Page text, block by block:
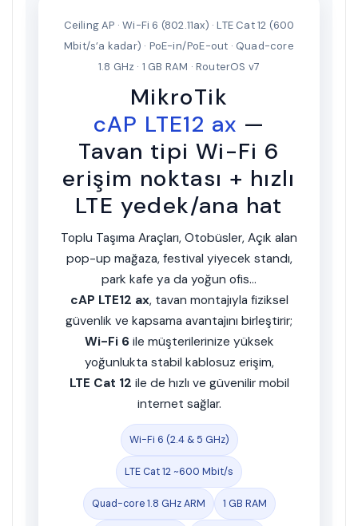
Ceiling AP · Wi-Fi 6 (802.11ax) · LTE Cat 12 (600
Mbit/s’a kadar) · PoE-in/PoE-out · Quad-core
1.8 GHz · 1 GB RAM · RouterOS v7
MikroTik
cAP LTE12 ax —
Tavan tipi Wi-Fi 6
erişim noktası + hızlı
LTE yedek/ana hat
Toplu Taşıma Araçları, Otobüsler, Açık alan
pop-up mağaza, festival yiyecek standı,
park kafe ya da yoğun ofis…
cAP LTE12 ax, tavan montajıyla fiziksel
güvenlik ve kapsama avantajını birleştirir;
Wi-Fi 6 ile müşterilerinize yüksek
yoğunlukta stabil kablosuz erişim,
LTE Cat 12 ile de hızlı ve güvenilir mobil
internet sağlar.
Wi-Fi 6 (2.4 & 5 GHz)
LTE Cat 12 ~600 Mbit/s
Quad-core 1.8 GHz ARM 1 GB RAM